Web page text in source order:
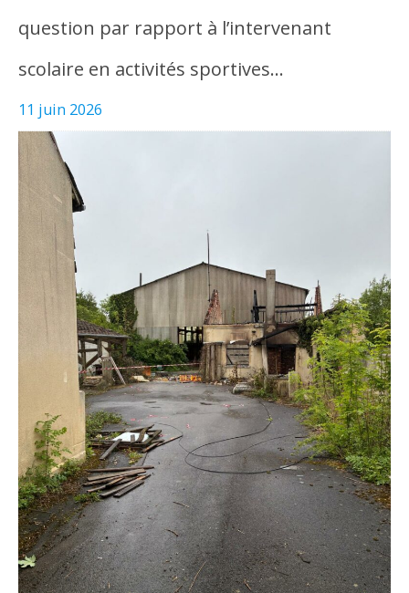
question par rapport à l’intervenant
scolaire en activités sportives…
11 juin 2026